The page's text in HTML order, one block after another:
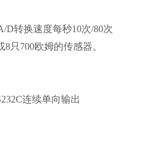
D转换速度每秒10次/80次
只700欧姆的传感器。
连续单向输出